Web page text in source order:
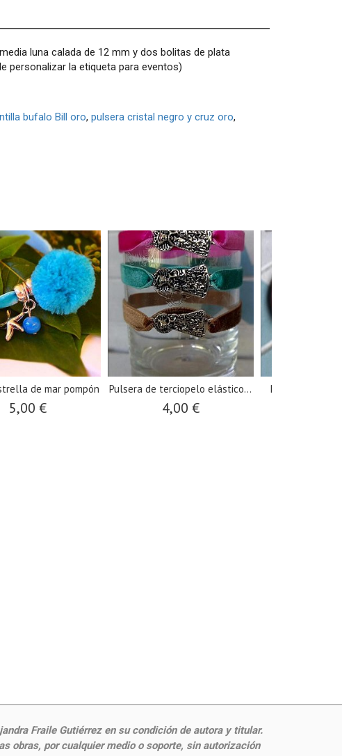
luna calada de 12 mm y dos bolitas de plata
personalizar la etiqueta para eventos)
bufalo Bill oro,pulsera cristal negro y cruz oro,
de mar pompón
5,00 €
Pulsera de terciopelo elástico...
4,00 €
Pulsera
Fraile Gutiérrez en su condición de autora y titular.
obras, por cualquier medio o soporte, sin autorización